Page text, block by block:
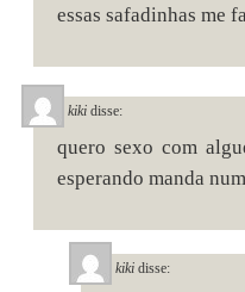
essas safadinhas me
kiki disse:
quero sexo com
esperando manda
kiki disse: